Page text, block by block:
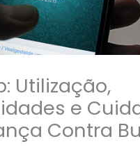
Utilização,
e
Contra